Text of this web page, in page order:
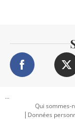
...
Qui sommes-
Données